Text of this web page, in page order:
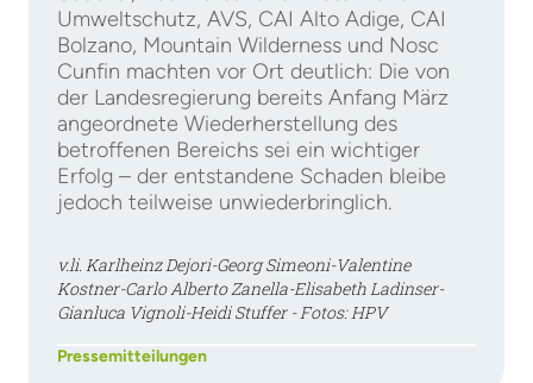
Umweltschutz, AVS, CAI Alto Adige, CAI
Bolzano, Mountain Wilderness und Nosc
Cunfin machten vor Ort deutlich: Die von
der Landesregierung bereits Anfang März
angeordnete Wiederherstellung des
betroffenen Bereichs sei ein wichtiger
Erfolg – der entstandene Schaden bleibe
jedoch teilweise unwiederbringlich.
v.li. Karlheinz Dejori-Georg Simeoni-Valentine
Kostner-Carlo Alberto Zanella-Elisabeth Ladinser-
Gianluca Vignoli-Heidi Stuffer - Fotos: HPV
Pressemitteilungen